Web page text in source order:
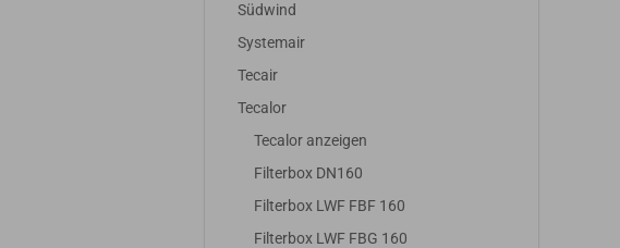
Südwind
Systemair
Tecair
Tecalor
Tecalor anzeigen
Filterbox DN160
Filterbox LWF FBF 160
Filterbox LWF FBG 160